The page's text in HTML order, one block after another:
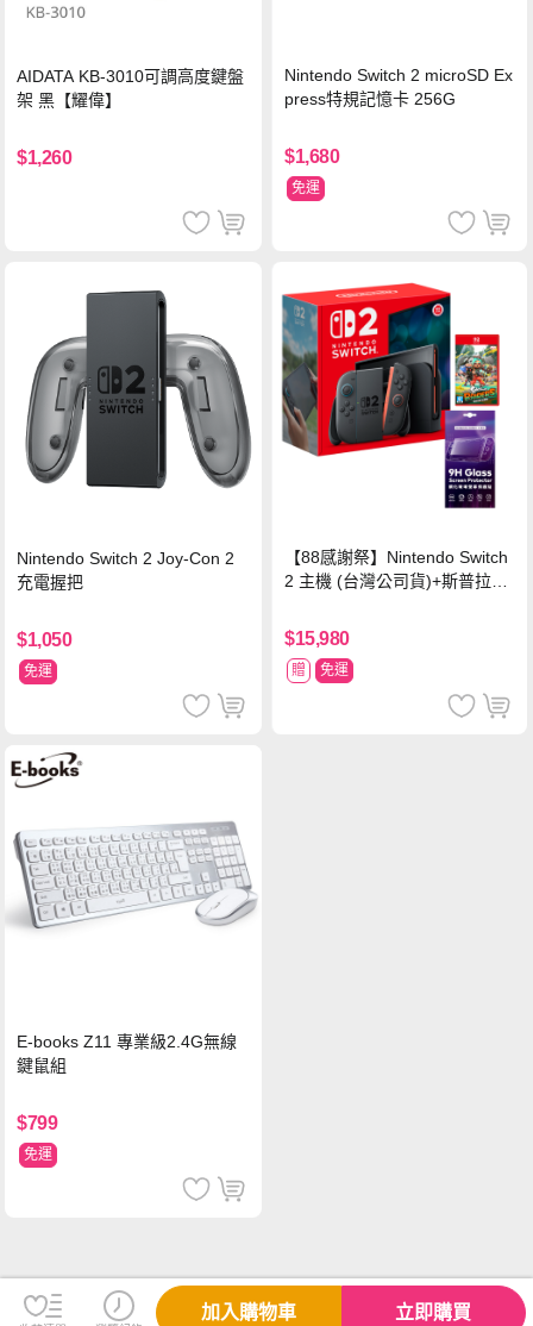
AIDATA KB-3010可調高度鍵盤
架 黑【耀偉】
$1,260
Nintendo Switch 2 microSD Ex
press特規記憶卡 256G
$1,680
免運
Nintendo Switch 2 Joy-Con 2
充電握把
$1,050
免運
【88感謝祭】Nintendo Switch
2 主機 (台灣公司貨)+斯普拉遁
$15,980
贈 免運
E-books Z11 專業級2.4G無線
鍵鼠組
$799
免運
加入購物車 立即購買